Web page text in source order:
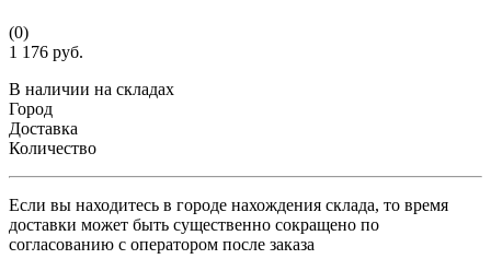
(0)
1 176 руб.
В наличии на складах
Город
Доставка
Количество
Если вы находитесь в городе нахождения склада, то время
доставки может быть существенно сокращено по
согласованию с оператором после заказа